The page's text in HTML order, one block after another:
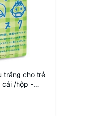
trắng cho trẻ
cái /hộp -